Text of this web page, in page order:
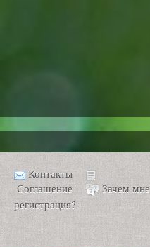
Контакты
Соглашение
Зачем мне
регистрация?